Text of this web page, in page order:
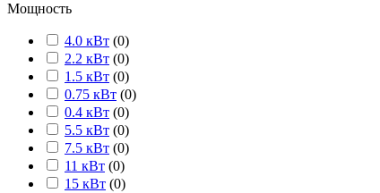
Мощность
4.0 кВт (0)
2.2 кВт (0)
1.5 кВт (0)
0.75 кВт (0)
0.4 кВт (0)
5.5 кВт (0)
7.5 кВт (0)
11 кВт (0)
15 кВт (0)